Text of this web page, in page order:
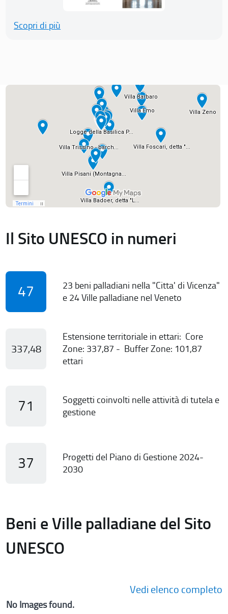
Scopri di più
Il Sito UNESCO in numeri
47
23 beni palladiani nella "Citta' di Vicenza"
e 24 Ville palladiane nel Veneto
337,48
Estensione territoriale in ettari: Core
Zone: 337,87 - Buffer Zone: 101,87
ettari
71
Soggetti coinvolti nelle attività di tutela e
gestione
37
Progetti del Piano di Gestione 2024-
2030
Beni e Ville palladiane del Sito
UNESCO
Vedi elenco completo
No Images found.